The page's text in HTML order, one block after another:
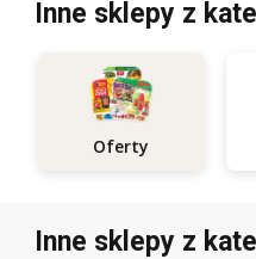
Inne sklepy z
Oferty
Inne sklepy z